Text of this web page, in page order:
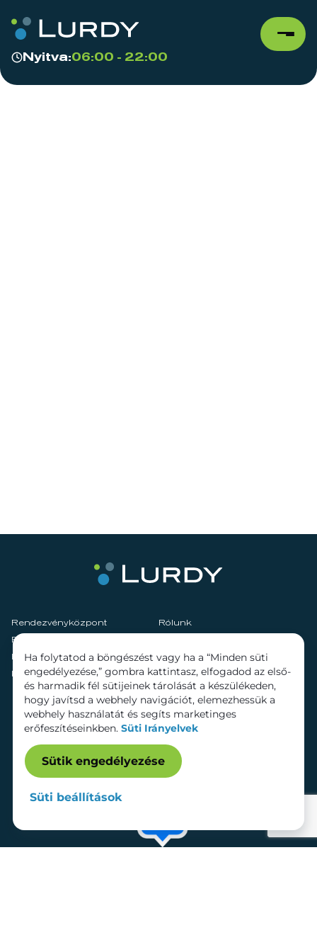
Nyitva:06:00 - 22:00
Rendezvényközpont
Rólunk
Fenntarthatóság
Hírek
Szolgáltatások
Kapcsolat
Bérelhető területek
Ha folytatod a böngészést vagy ha a “Minden süti
engedélyezése,” gombra kattintasz, elfogadod az első-
és harmadik fél sütijeinek tárolását a készülékeden,
hogy javítsd a webhely navigációt, elemezhessük a
webhely használatát és segíts marketinges
erőfeszítéseinkben. Süti Irányelvek
Sütik engedélyezése
Süti beállítások